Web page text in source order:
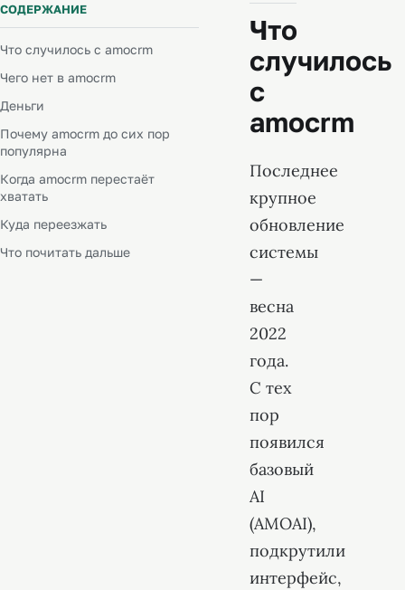
СОДЕРЖАНИЕ
Что случилось с amocrm
Чего нет в amocrm
Деньги
Почему amocrm до сих пор
популярна
Когда amocrm перестаёт
хватать
Куда переезжать
Что почитать дальше
Что
случилось
с
amocrm
Последнее
крупное
обновление
системы
—
весна
2022
года.
С тех
пор
появился
базовый
AI
(AMOAI),
подкрутили
интерфейс,